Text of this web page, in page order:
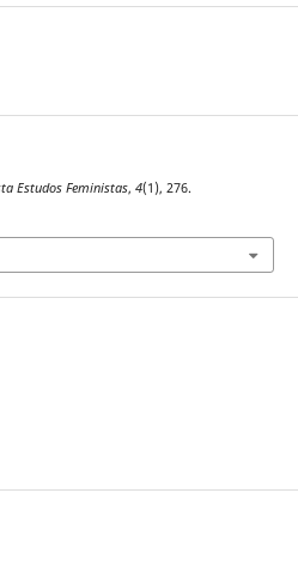
Estudos Feministas, 4(1), 276.